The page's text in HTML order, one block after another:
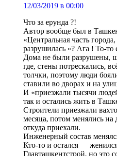
12/03/2019 в 00:00
Что за ерунда ?!
Автор вообще был в
«Центральная часть
разрушилась «? Ага ! То-
Дома не были разрушены,
где, стены потрескались,
толчки, поэтому люди
ставили во дворах и на
И «приезжали тысячи
так и остались жить в
Строители приезжали
месяца, потом менялись на
откуда приехали.
Инженерный состав
Кто-то и остался —
Главташкентстрой, но это